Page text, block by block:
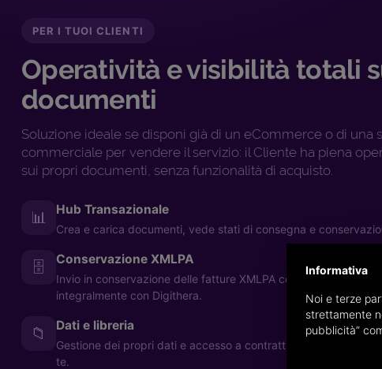
PER I TUOI CLIENTI
Operatività e visibilità totali
documenti
Soluzione ideale se disponi già di un eCommerce o di una
commerciale per vendere il servizio: il Cliente ha piena
sui propri documenti, senza funzionalità di acquisto.
📊 Hub Transazionale
Crea e carica documenti, vede stati di consegna e
🗄️ Conservazione XMLPA
Invio in conservazione delle fatture XMLPA con relative
integralmente con Digithera.
📁 Dati e libreria
Gestione dei propri dati e accesso a contratti, manuali e
te.
Informativa
Noi e terze
strettamente
pubblicità”